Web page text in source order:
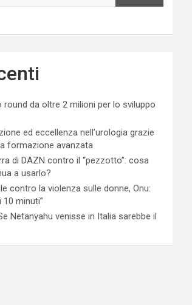
round da oltre 2 milioni per lo sviluppo
ed eccellenza nell’urologia grazie
formazione avanzata
di DAZN contro il “pezzotto”: cosa
a usarlo?
contro la violenza sulle donne, Onu:
10 minuti”
Netanyahu venisse in Italia sarebbe il